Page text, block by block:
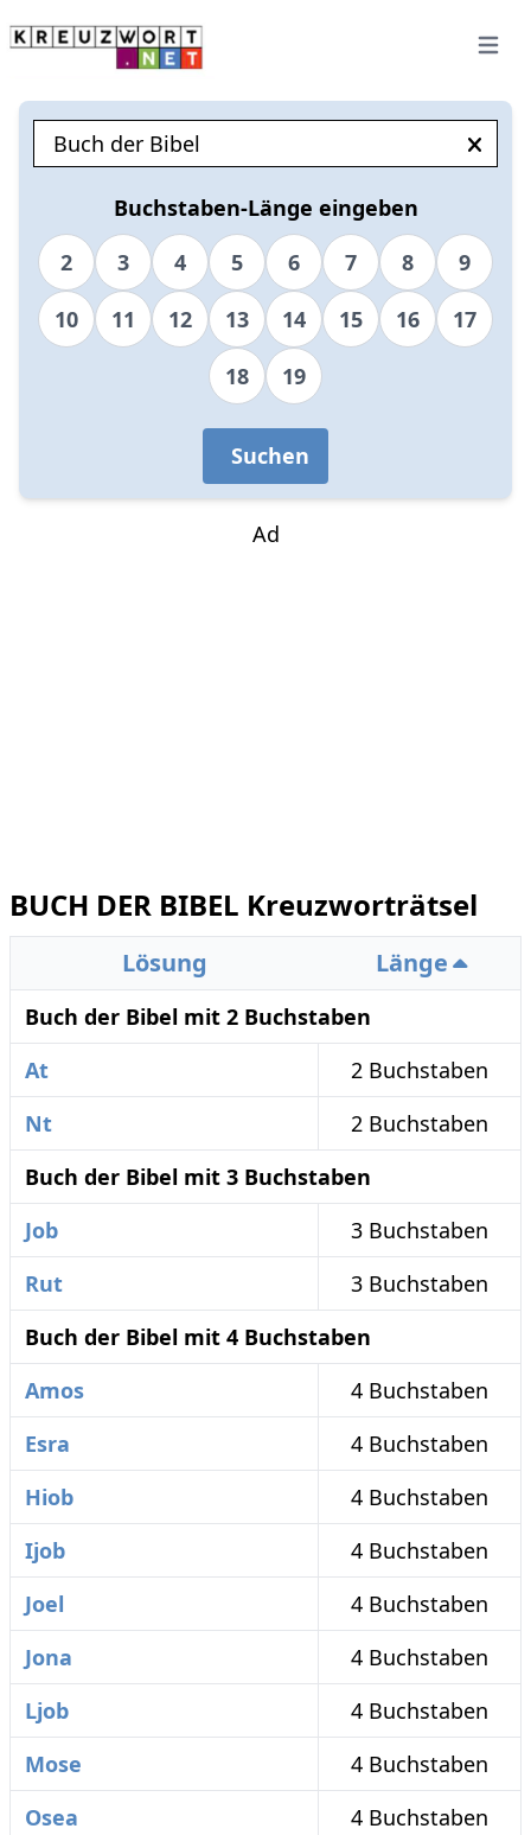
Open
Buchstaben-Länge eingeben
2
3 4 5 6 7 8
9
10
11 12 13 14 15 16
17
18
19
Suchen
Ad
BUCH DER BIBEL Kreuzworträtsel
Lösung Länge
Buch der Bibel mit 2 Buchstaben
At
2 Buchstaben
Nt
2 Buchstaben
Buch der Bibel mit 3 Buchstaben
Job
3 Buchstaben
Rut
3 Buchstaben
Buch der Bibel mit 4 Buchstaben
Amos
4 Buchstaben
Esra
4 Buchstaben
Hiob
4 Buchstaben
Ijob
4 Buchstaben
Joel
4 Buchstaben
Jona
4 Buchstaben
Ljob
4 Buchstaben
Mose
4 Buchstaben
Osea
4 Buchstaben